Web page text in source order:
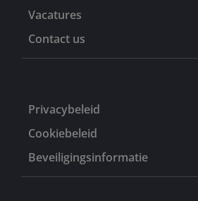
Vacatures
Contact us
Privacybeleid
Cookiebeleid
Beveiligingsinformatie